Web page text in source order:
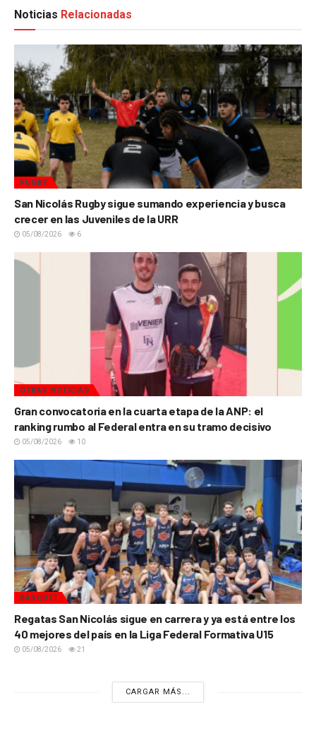
Noticias Relacionadas
RUGBY
San Nicolás Rugby sigue sumando experiencia y busca
crecer en las Juveniles de la URR
05/08/2026 6
OTRAS NOTICIAS
Gran convocatoria en la cuarta etapa de la ANP: el
ranking rumbo al Federal entra en su tramo decisivo
05/08/2026 10
BÁSQUET
Regatas San Nicolás sigue en carrera y ya está entre los
40 mejores del país en la Liga Federal Formativa U15
05/08/2026 21
CARGAR MÁS...